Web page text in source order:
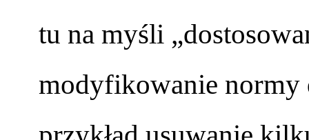
tu na myśli
modyfikowanie normy